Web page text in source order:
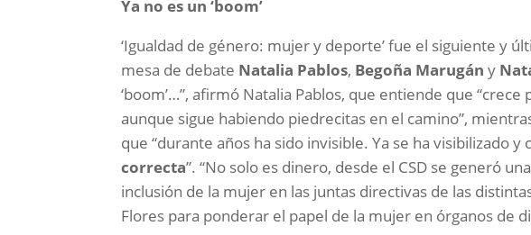
Ya no es un ‘boom’
‘Igualdad de género: mujer y deporte’ fue el siguiente y
mesa de debate Natalia Pablos, Begoña Marugán y
‘boom’…”, afirmó Natalia Pablos, que entiende que
aunque sigue habiendo piedrecitas en el camino”,
que “durante años ha sido invisible. Ya se ha visibilizado
correcta”. “No solo es dinero, desde el CSD se generó
inclusión de la mujer en las juntas directivas de las
Flores para ponderar el papel de la mujer en órganos de